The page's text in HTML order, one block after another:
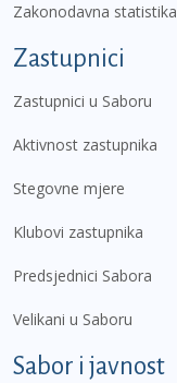
Zakonodavna statistika
Zastupnici
Zastupnici u Saboru
Aktivnost zastupnika
Stegovne mjere
Klubovi zastupnika
Predsjednici Sabora
Velikani u Saboru
Sabor i javnost